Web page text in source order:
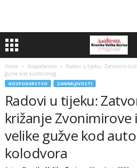
Home Gospodarstvo
Radovi u tijeku: Zatvoreno
gužve kod autobusnog...
GOSPODARSTVO ZANIMLJIVOSTI
Radovi u tijeku:
križanje Zvonimirove
velike gužve kod
kolodvora